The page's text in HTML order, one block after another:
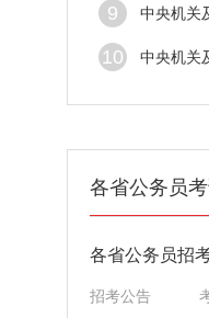
9 中央机关及
10 中央机关及
各省公务员
各省公务员招
招考公告